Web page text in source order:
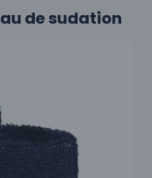
de sudation